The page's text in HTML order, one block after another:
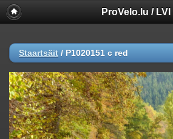
ProVelo.lu / LVI
Staartsäit / P1020151 c red